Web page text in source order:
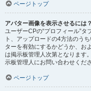
ページトップ
アバター画像を表示させるには？
ユーザーCPの“プロフィール”
ト、アップロードの4方法のう
ターを有効にするかどうか、お
は掲示板管理人次第となります
示板管理人にお問い合わせくださ
ページトップ